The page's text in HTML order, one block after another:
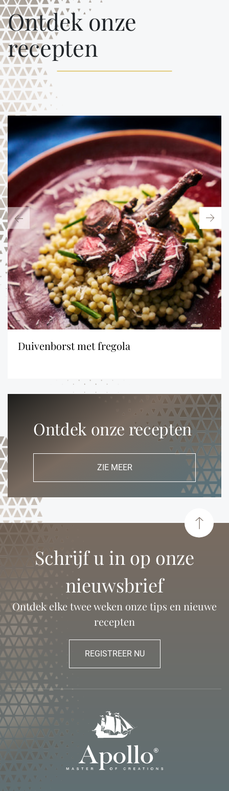
Ontdek onze
recepten
Ontdek onze recepten
ZIE MEER
duivenborst met fregola
Schrijf u in op onze
nieuwsbrief
Ontdek elke twee weken onze tips en nieuwe
recepten
REGISTREER NU